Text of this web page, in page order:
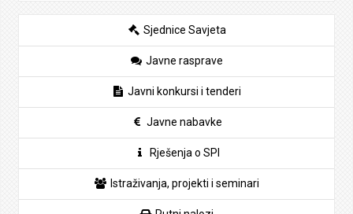
Sjednice Savjeta
Javne rasprave
Javni konkursi i tenderi
Javne nabavke
Rješenja o SPI
Istraživanja, projekti i seminari